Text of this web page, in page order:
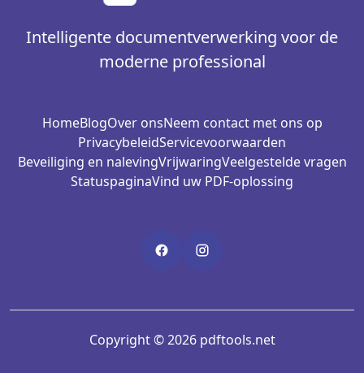
Intelligente documentverwerking voor de
moderne professional
HomeBlogOver onsNeem contact met ons op
PrivacybeleidServicevoorwaarden
Beveiliging en nalevingVrijwaringVeelgestelde vragen
StatuspaginaVind uw PDF-oplossing
Copyright © 2026 pdftools.net